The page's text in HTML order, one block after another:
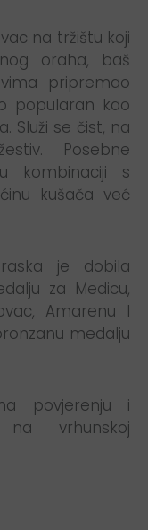
na tržištu koji
oraha, baš
pripremao
popularan kao
Služi se čist, na
Posebne
kombinaciji s
kušača već
je dobila
za Medicu,
Amarenu I
medalju
povjerenju i
na vrhunskoj